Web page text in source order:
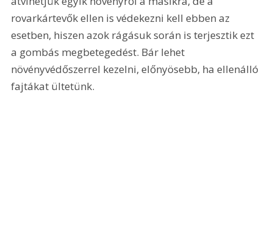
rovarkártevők ellen is védekezni kell ebben az
esetben, hiszen azok rágásuk során is terjesztik ezt
a gombás megbetegedést. Bár lehet
növényvédőszerrel kezelni, előnyösebb, ha ellenálló
fajtákat ültetünk.